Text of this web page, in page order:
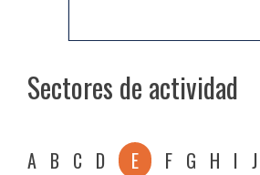
Sectores de actividad
A B C D E F G H I J